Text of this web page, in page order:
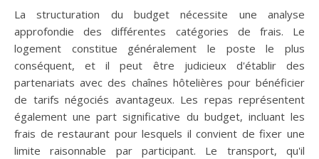
La structuration du budget nécessite une analyse
approfondie des différentes catégories de frais. Le
logement constitue généralement le poste le plus
conséquent, et il peut être judicieux d'établir des
partenariats avec des chaînes hôtelières pour bénéficier
de tarifs négociés avantageux. Les repas représentent
également une part significative du budget, incluant les
frais de restaurant pour lesquels il convient de fixer une
limite raisonnable par participant. Le transport, qu'il